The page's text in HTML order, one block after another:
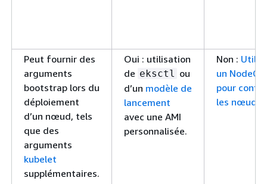
Peut fournir des
arguments
bootstrap lors du
déploiement
d’un nœud, tels
que des
arguments
kubelet
supplémentaires.
Oui : utilisation
de eksctl
ou
d’un modèle de
lancement
avec une AMI
personnalisée.
Non :
un
pour
les nœuds